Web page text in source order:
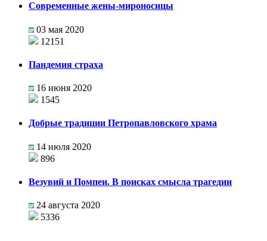
Современные жены-мироносицы
03 мая 2020
12151
Пандемия страха
16 июня 2020
1545
Добрые традиции Петропавловского храма
14 июля 2020
896
Везувий и Помпеи. В поисках смысла трагедии
24 августа 2020
5336